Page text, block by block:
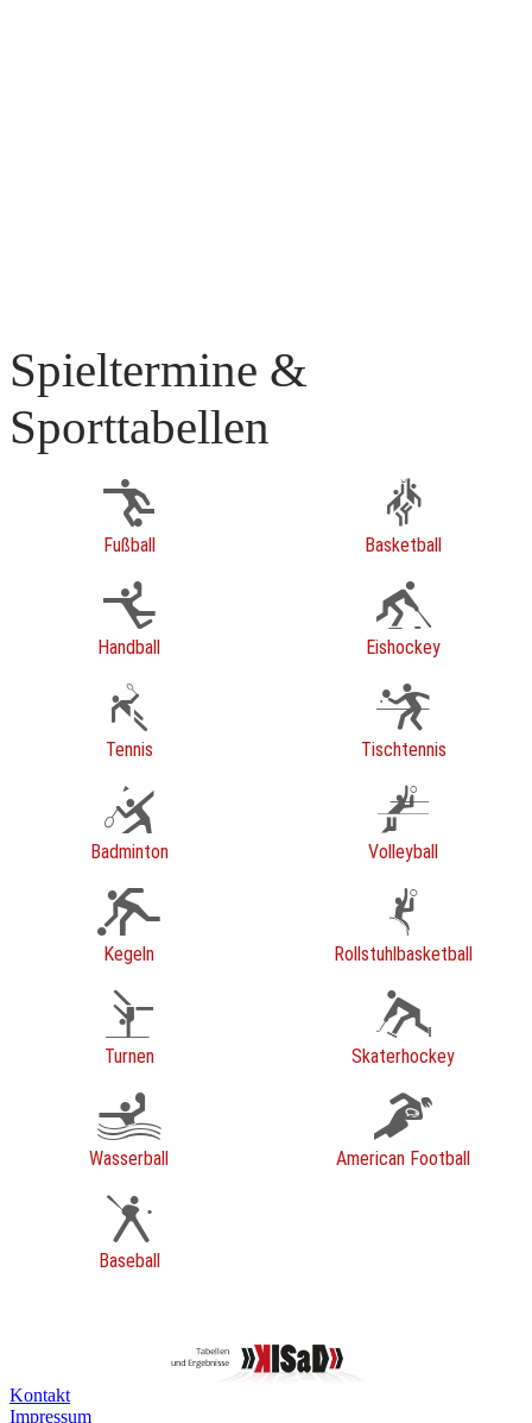
Spieltermine &
Sporttabellen
Fußball Basketball
Handball Eishockey
Tennis Tischtennis
Badminton Volleyball
Kegeln Rollstuhlbasketball
Turnen Skaterhockey
Wasserball American Football
Baseball
Kontakt
Impressum